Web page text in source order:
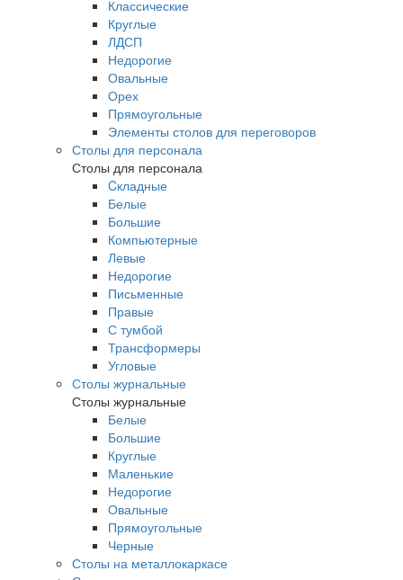
Классические
Круглые
ЛДСП
Недорогие
Овальные
Орех
Прямоугольные
Элементы столов для переговоров
Столы для персонала
Столы для персонала
Cкладные
Белые
Большие
Компьютерные
Левые
Недорогие
Письменные
Правые
С тумбой
Трансформеры
Угловые
Столы журнальные
Столы журнальные
Белые
Большие
Круглые
Маленькие
Недорогие
Овальные
Прямоугольные
Черные
Столы на металлокаркасе